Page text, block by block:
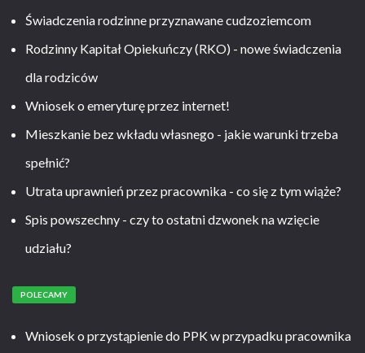
Świadczenia rodzinne przyznawane cudzoziemcom
Rodzinny Kapitał Opiekuńczy (RKO) - nowe świadczenia
dla rodziców
Wniosek o emeryturę przez internet!
Mieszkanie bez wkładu własnego - jakie warunki trzeba
spełnić?
Utrata uprawnień przez pracownika - co się z tym wiąże?
Spis powszechny - czy to ostatni dzwonek na wzięcie
udziału?
POLECAMY
Wniosek o przystąpienie do PPK w przypadku pracownika